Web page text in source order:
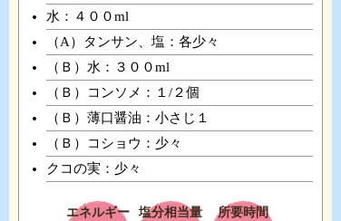
水：４００ml
（А）タンサン、塩：各少々
（Ｂ）水：３００ml
（Ｂ）コンソメ：１/２個
（Ｂ）薄口醤油：小さじ１
（Ｂ）コショウ：少々
クコの実：少々
エネルギー 塩分相当量 所要時間